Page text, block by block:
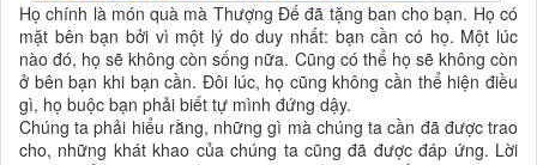
Họ chính là món quà mà Thượng Đế đã tặng ban cho bạn. Họ có
mặt bên bạn bởi vì một lý do duy nhất: bạn cần có họ. Một lúc
nào đó, họ sẽ không còn sống nữa. Cũng có thể họ sẽ không còn
ở bên bạn khi bạn cần. Đôi lúc, họ cũng không cần thể hiện điều
gì, họ buộc bạn phải biết tự mình đứng dậy.
Chúng ta phải hiểu rằng, những gì mà chúng ta cần đã được trao
cho, những khát khao của chúng ta cũng đã được đáp ứng. Lời